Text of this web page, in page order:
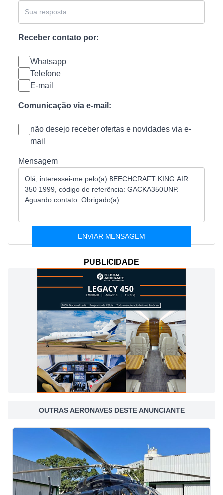
Receber contato por:
Whatsapp
Telefone
E-mail
Comunicação via e-mail:
não desejo receber ofertas e novidades via e-
mail
Mensagem
PUBLICIDADE
OUTRAS AERONAVES DESTE ANUNCIANTE